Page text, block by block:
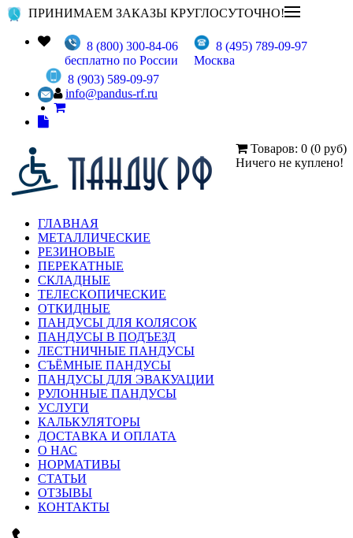
ПРИНИМАЕМ ЗАКАЗЫ КРУГЛОСУТОЧНО!
8 (800) 300-84-06
бесплатно по России
8 (495) 789-09-97
Москва
8 (903) 589-09-97
info@pandus-rf.ru
Товаров: 0 (0 руб)
Ничего не куплено!
ГЛАВНАЯ
МЕТАЛЛИЧЕСКИЕ
РЕЗИНОВЫЕ
ПЕРЕКАТНЫЕ
СКЛАДНЫЕ
ТЕЛЕСКОПИЧЕСКИЕ
ОТКИДНЫЕ
ПАНДУСЫ ДЛЯ КОЛЯСОК
ПАНДУСЫ В ПОДЪЕЗД
ЛЕСТНИЧНЫЕ ПАНДУСЫ
СЪЁМНЫЕ ПАНДУСЫ
ПАНДУСЫ ДЛЯ ЭВАКУАЦИИ
РУЛОННЫЕ ПАНДУСЫ
УСЛУГИ
КАЛЬКУЛЯТОРЫ
ДОСТАВКА И ОПЛАТА
О НАС
НОРМАТИВЫ
СТАТЬИ
ОТЗЫВЫ
КОНТАКТЫ